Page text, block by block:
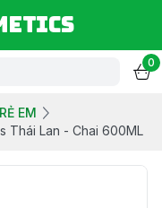
0
EM
Thái Lan - Chai 600ML